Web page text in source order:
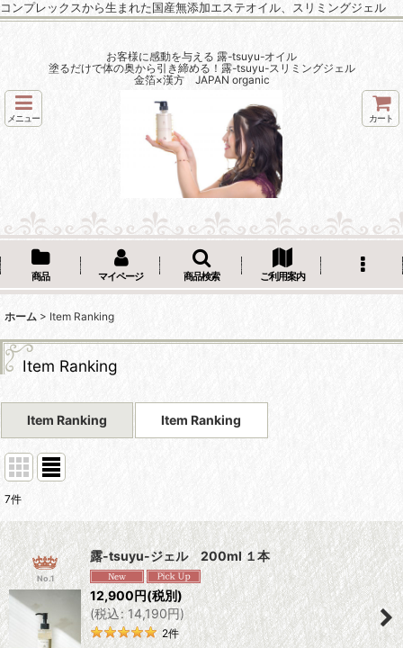
コンプレックスから生まれた国産無添加エステオイル、スリミングジェル
お客様に感動を与える 露-tsuyu-オイル
塗るだけで体の奥から引き締める！露-tsuyu-スリミングジェル
金箔×漢方 JAPAN organic
メニュー カート
商品 マイページ 商品検索 ご利用案内
ホーム > Item Ranking
Item Ranking
Item Ranking Item Ranking
7件
No.1
露-tsuyu-ジェル 200ml １本
12,900円(税別)
(税込: 14,190円)
2件